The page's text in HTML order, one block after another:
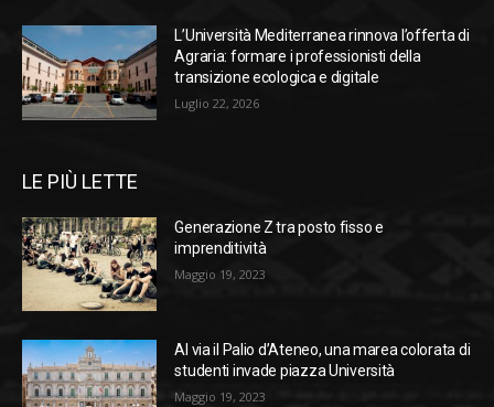
L’Università Mediterranea rinnova l’offerta di
Agraria: formare i professionisti della
transizione ecologica e digitale
Luglio 22, 2026
LE PIÙ LETTE
Generazione Z tra posto fisso e
imprenditività
Maggio 19, 2023
Al via il Palio d’Ateneo, una marea colorata di
studenti invade piazza Università
Maggio 19, 2023